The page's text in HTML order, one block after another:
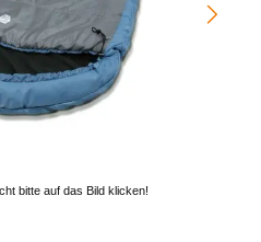
bitte auf das Bild klicken!